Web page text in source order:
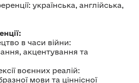
українська, англійська,
в часи війни:
акцентування та
воєнних реалій:
мови та ціннісної